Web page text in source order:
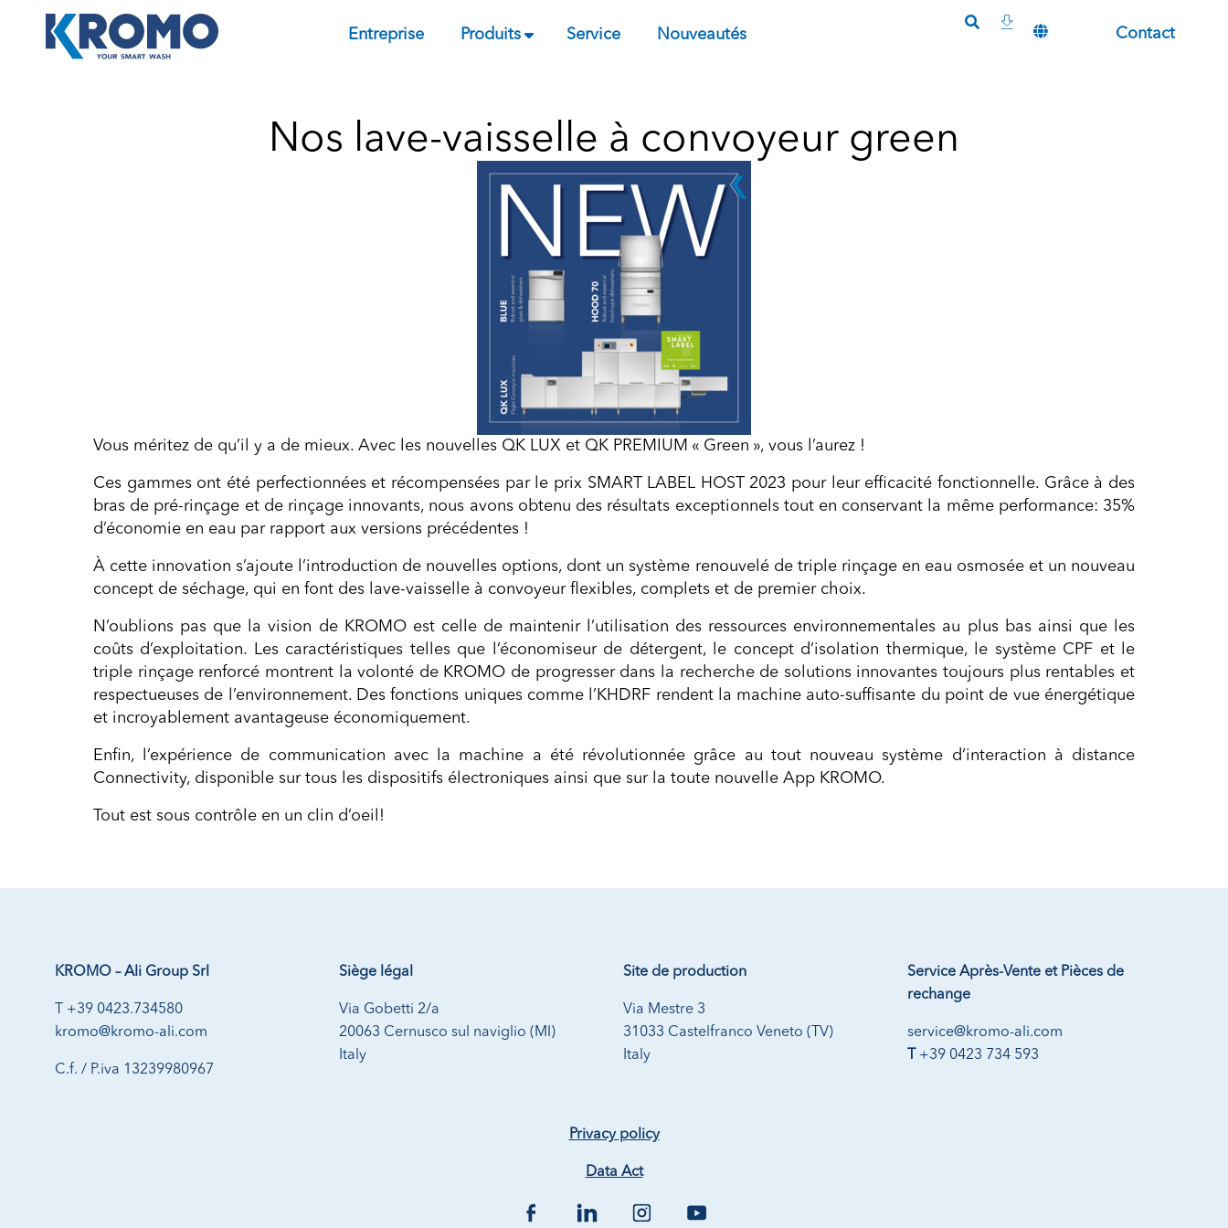
Entreprise Produits Service Nouveautés Contact
Nos lave-vaisselle à convoyeur green
Vous méritez de qu’il y a de mieux. Avec les nouvelles QK LUX et QK PREMIUM « Green », vous l’aurez !
Ces gammes ont été perfectionnées et récompensées par le prix SMART LABEL HOST 2023 pour leur efficacité fonctionnelle. Grâce à des
bras de pré-rinçage et de rinçage innovants, nous avons obtenu des résultats exceptionnels tout en conservant la même performance: 35%
d’économie en eau par rapport aux versions précédentes !
À cette innovation s’ajoute l’introduction de nouvelles options, dont un système renouvelé de triple rinçage en eau osmosée et un nouveau
concept de séchage, qui en font des lave-vaisselle à convoyeur flexibles, complets et de premier choix.
N’oublions pas que la vision de KROMO est celle de maintenir l’utilisation des ressources environnementales au plus bas ainsi que les
coûts d’exploitation. Les caractéristiques telles que l’économiseur de détergent, le concept d’isolation thermique, le système CPF et le
triple rinçage renforcé montrent la volonté de KROMO de progresser dans la recherche de solutions innovantes toujours plus rentables et
respectueuses de l’environnement. Des fonctions uniques comme l’KHDRF rendent la machine auto-suffisante du point de vue énergétique
et incroyablement avantageuse économiquement.
Enfin, l’expérience de communication avec la machine a été révolutionnée grâce au tout nouveau système d’interaction à distance
Connectivity, disponible sur tous les dispositifs électroniques ainsi que sur la toute nouvelle App KROMO.
Tout est sous contrôle en un clin d’oeil!
KROMO – Ali Group Srl
T +39 0423.734580
kromo@kromo-ali.com
C.f. / P.iva 13239980967
Siège légal
Via Gobetti 2/a
20063 Cernusco sul naviglio (MI)
Italy
Site de production
Via Mestre 3
31033 Castelfranco Veneto (TV)
Italy
Service Après-Vente et Pièces de
rechange
service@kromo-ali.com
+39 0423 734 593
Privacy policy
Data Act